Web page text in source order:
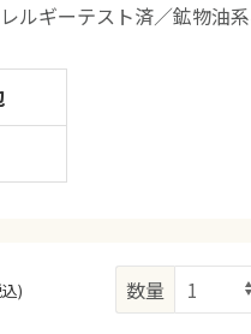
ルギーテスト済／鉱物油
) 数量